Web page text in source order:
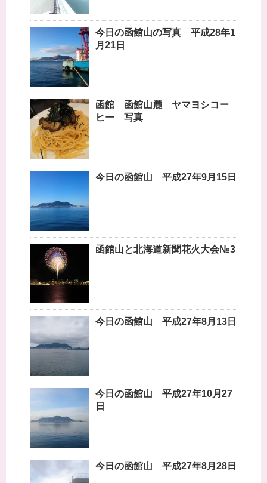
今日の函館山の写真 平成28年1
月21日
函館 函館山麓 ヤマヨシコー
ヒー 写真
今日の函館山 平成27年9月15日
函館山と北海道新聞花火大会№3
今日の函館山 平成27年8月13日
今日の函館山 平成27年10月27
日
今日の函館山 平成27年8月28日